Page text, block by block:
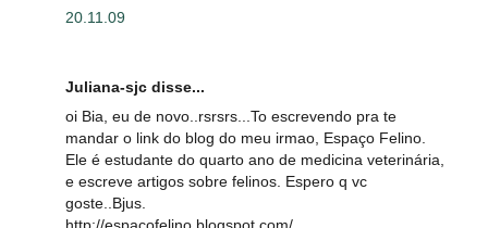
20.11.09
Juliana-sjc disse...
oi Bia, eu de novo..rsrsrs...To escrevendo pra te
mandar o link do blog do meu irmao, Espaço Felino.
Ele é estudante do quarto ano de medicina veterinária,
e escreve artigos sobre felinos. Espero q vc
goste..Bjus.